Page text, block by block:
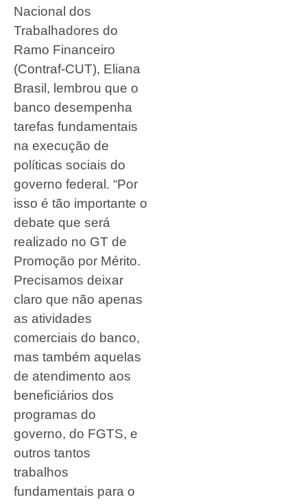
Nacional dos
Trabalhadores do
Ramo Financeiro
(Contraf-CUT), Eliana
Brasil, lembrou que o
banco desempenha
tarefas fundamentais
na execução de
políticas sociais do
governo federal. “Por
isso é tão importante o
debate que será
realizado no GT de
Promoção por Mérito.
Precisamos deixar
claro que não apenas
as atividades
comerciais do banco,
mas também aquelas
de atendimento aos
beneficiários dos
programas do
governo, do FGTS, e
outros tantos
trabalhos
fundamentais para o